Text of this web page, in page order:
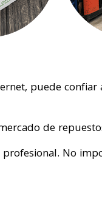
puede
de
profesional. No